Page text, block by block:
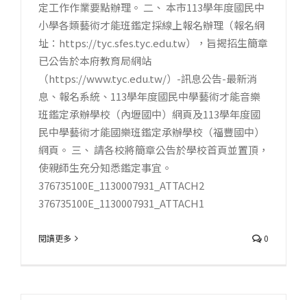
定工作作業要點辦理。 二、 本市113學年度國民中
小學各類藝術才能班鑑定採線上報名辦理（報名網
址：https://tyc.sfes.tyc.edu.tw），旨揭招生簡章
已公告於本府教育局網站
（https://www.tyc.edu.tw/）-訊息公告-最新消
息、報名系統、113學年度國民中學藝術才能音樂
班鑑定承辦學校（內壢國中）網頁及113學年度國
民中學藝術才能國樂班鑑定承辦學校（福豐國中）
網頁。 三、 請各校將簡章公告於學校首頁並置頂，
使親師生充分知悉鑑定事宜。
376735100E_1130007931_ATTACH2
376735100E_1130007931_ATTACH1
閱讀更多 0